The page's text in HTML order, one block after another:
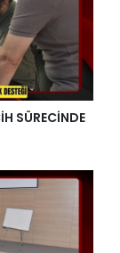
SÜRECİNDE